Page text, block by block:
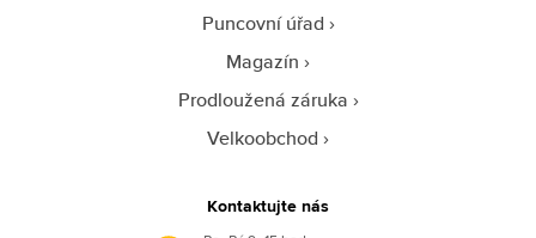
Puncovní úřad
Magazín
Prodloužená záruka
Velkoobchod
Kontaktujte nás